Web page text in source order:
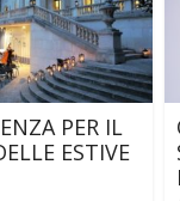
PER IL
ESTIVE